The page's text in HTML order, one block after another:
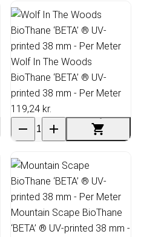
Wolf In The Woods
BioThane ‘BETA’ ® UV-
printed 38 mm - Per Meter
119,24 kr.
Mountain Scape BioThane
‘BETA’ ® UV-printed 38 mm -